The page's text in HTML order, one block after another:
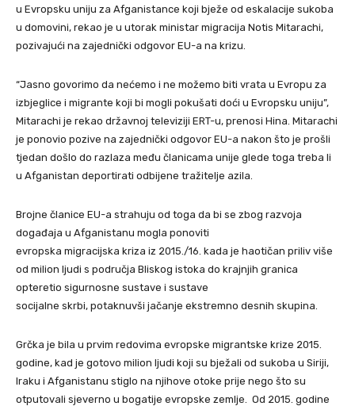
u Evropsku uniju za Afganistance koji bježe od eskalacije sukoba
u domovini, rekao je u utorak ministar migracija Notis Mitarachi,
pozivajući na zajednički odgovor EU-a na krizu.
“Jasno govorimo da nećemo i ne možemo biti vrata u Evropu za
izbjeglice i migrante koji bi mogli pokušati doći u Evropsku uniju”,
Mitarachi je rekao državnoj televiziji ERT-u, prenosi Hina. Mitarachi
je ponovio pozive na zajednički odgovor EU-a nakon što je prošli
tjedan došlo do razlaza među članicama unije glede toga treba li
u Afganistan deportirati odbijene tražitelje azila.
Brojne članice EU-a strahuju od toga da bi se zbog razvoja
događaja u Afganistanu mogla ponoviti
evropska migracijska kriza iz 2015./16. kada je haotičan priliv više
od milion ljudi s područja Bliskog istoka do krajnjih granica
opteretio sigurnosne sustave i sustave
socijalne skrbi, potaknuvši jačanje ekstremno desnih skupina.
Grčka je bila u prvim redovima evropske migrantske krize 2015.
godine, kad je gotovo milion ljudi koji su bježali od sukoba u Siriji,
Iraku i Afganistanu stiglo na njihove otoke prije nego što su
otputovali sjeverno u bogatije evropske zemlje. Od 2015. godine